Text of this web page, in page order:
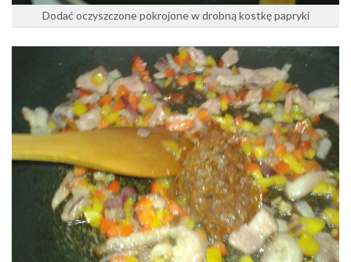
Dodać oczyszczone pokrojone w drobną kostkę papryki